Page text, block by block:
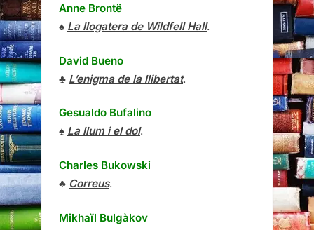
Anne Brontë
♠ La llogatera de Wildfell Hall.
David Bueno
♣ L’enigma de la llibertat.
Gesualdo Bufalino
♠ La llum i el dol.
Charles Bukowski
♣ Correus.
Mikhaïl Bulgàkov